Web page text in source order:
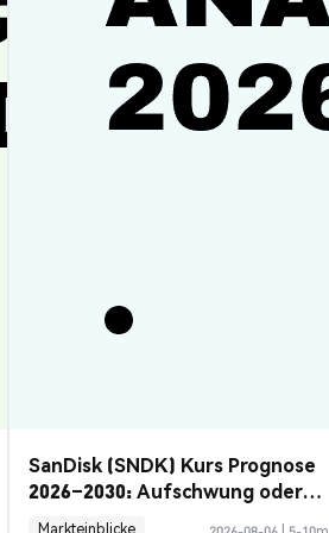
SanDisk (SNDK) Kurs Prognose
2026–2030: Aufschwung oder
Rückzug?
Markteinblicke